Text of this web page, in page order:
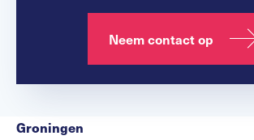
Neem contact op
Groningen